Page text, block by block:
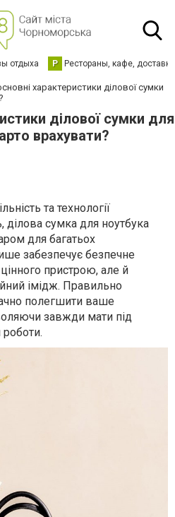
отдыха Р Рестораны, кафе,
характеристики ділової сумки
ділової сумки для
врахувати?
та технології
ділова сумка для ноутбука
для багатьох
забезпечує безпечне
пристрою, але й
імідж. Правильно
полегшити ваше
завжди мати під